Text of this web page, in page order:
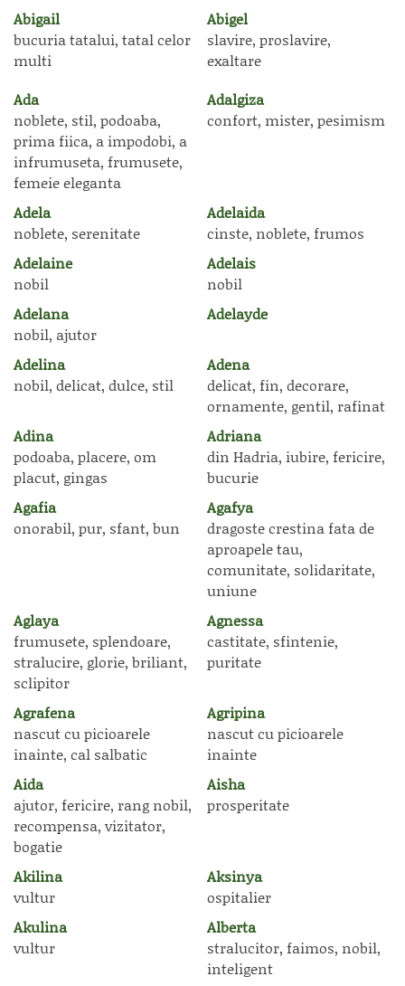
Abigail
bucuria tatalui, tatal celor
multi
Abigel
slavire, proslavire,
exaltare
Ada
noblete, stil, podoaba,
prima fiica, a impodobi, a
infrumuseta, frumusete,
femeie eleganta
Adalgiza
confort, mister, pesimism
Adela
noblete, serenitate
Adelaida
cinste, noblete, frumos
Adelaine
nobil
Adelais
nobil
Adelana
nobil, ajutor
Adelayde
Adelina
nobil, delicat, dulce, stil
Adena
delicat, fin, decorare,
ornamente, gentil, rafinat
Adina
podoaba, placere, om
placut, gingas
Adriana
din Hadria, iubire, fericire,
bucurie
Agafia
onorabil, pur, sfant, bun
Agafya
dragoste crestina fata de
aproapele tau,
comunitate, solidaritate,
uniune
Aglaya
frumusete, splendoare,
stralucire, glorie, briliant,
sclipitor
Agnessa
castitate, sfintenie,
puritate
Agrafena
nascut cu picioarele
inainte, cal salbatic
Agripina
nascut cu picioarele
inainte
Aida
ajutor, fericire, rang nobil,
recompensa, vizitator,
bogatie
Aisha
prosperitate
Akilina
vultur
Aksinya
ospitalier
Akulina
vultur
Alberta
stralucitor, faimos, nobil,
inteligent